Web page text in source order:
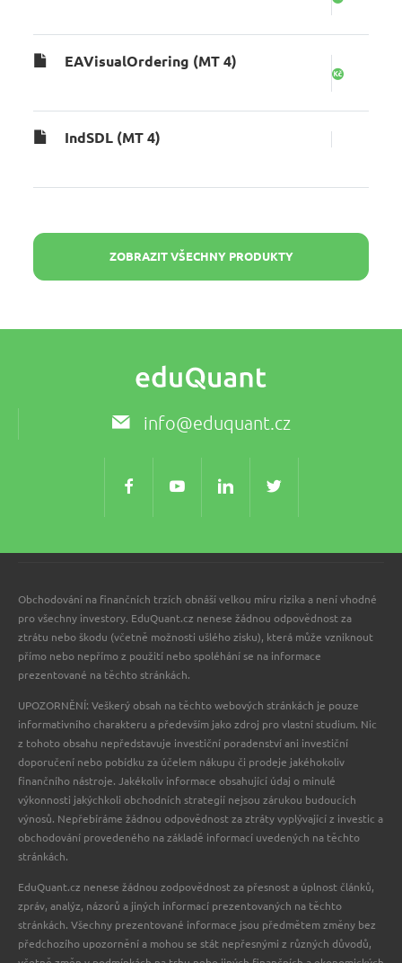
EAVisualOrdering (MT 4)
IndSDL (MT 4)
ZOBRAZIT VŠECHNY PRODUKTY
info@eduquant.cz
Obchodování na finančních trzích obnáší velkou míru rizika a není vhodné
pro všechny investory. EduQuant.cz nenese žádnou odpovědnost za
ztrátu nebo škodu (včetně možnosti ušlého zisku), která může vzniknout
přímo nebo nepřímo z použití nebo spoléhání se na informace
prezentované na těchto stránkách.
UPOZORNĚNÍ: Veškerý obsah na těchto webových stránkách je pouze
informativního charakteru a především jako zdroj pro vlastní studium. Nic
z tohoto obsahu nepředstavuje investiční poradenství ani investiční
doporučení nebo pobídku za účelem nákupu či prodeje jakéhokoliv
finančního nástroje. Jakékoliv informace obsahující údaj o minulé
výkonnosti jakýchkoli obchodních strategií nejsou zárukou budoucích
výnosů. Nepřebíráme žádnou odpovědnost za ztráty vyplývající z investic a
obchodování provedeného na základě informací uvedených na těchto
stránkách.
EduQuant.cz nenese žádnou zodpovědnost za přesnost a úplnost článků,
zpráv, analýz, názorů a jiných informací prezentovaných na těchto
stránkách. Všechny prezentované informace jsou předmětem změny bez
předchozího upozornění a mohou se stát nepřesnými z různých důvodů,